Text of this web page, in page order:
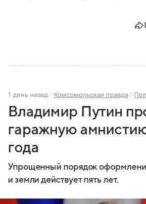
1 день назад Комсомольская правда
Владимир Путин
гаражную
года
Упрощенный порядок
и земли действует пять лет.